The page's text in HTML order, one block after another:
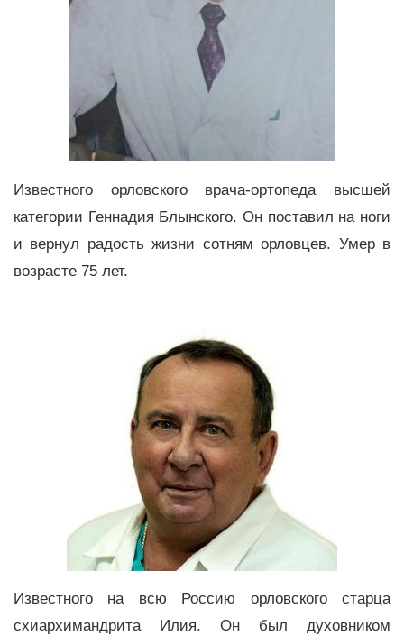
Известного орловского врача-ортопеда высшей
категории Геннадия Блынского. Он поставил на ноги
и вернул радость жизни сотням орловцев. Умер в
возрасте 75 лет.
Известного на всю Россию орловского старца
схиархимандрита Илия. Он был духовником